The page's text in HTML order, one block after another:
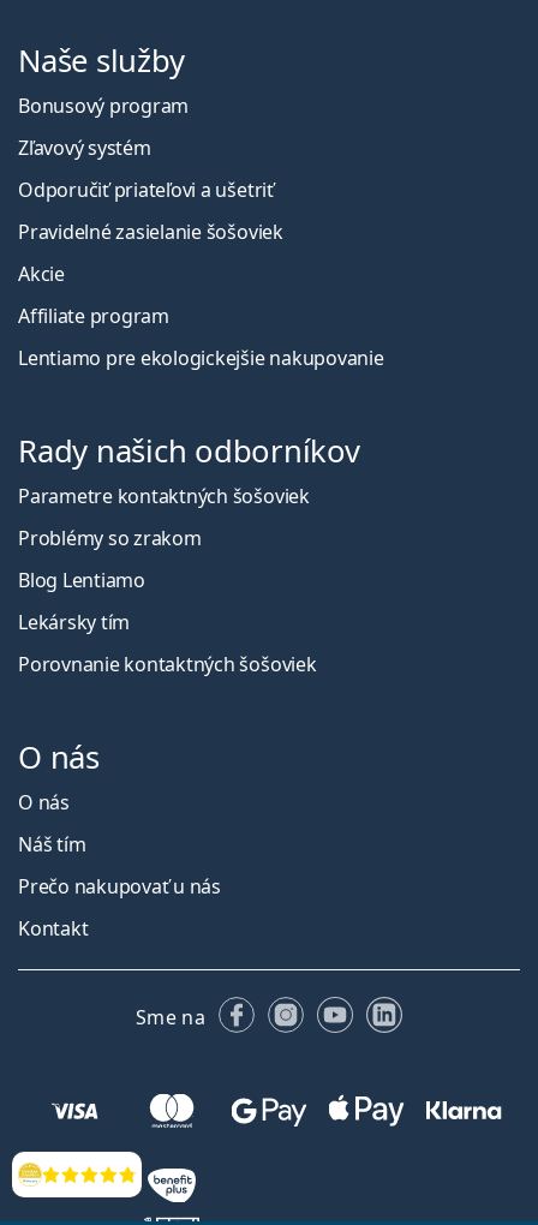
Hodnotenia
Naše služby
Bonusový program
Zľavový systém
Odporučiť priateľovi a ušetriť
Pravidelné zasielanie šošoviek
Akcie
Affiliate program
Lentiamo pre ekologickejšie nakupovanie
Rady našich odborníkov
Parametre kontaktných šošoviek
Problémy so zrakom
Blog Lentiamo
Lekársky tím
Porovnanie kontaktných šošoviek
O nás
O nás
Náš tím
Prečo nakupovať u nás
Kontakt
Sme na FacebookuInstagrame
YouTubeLinkedIn